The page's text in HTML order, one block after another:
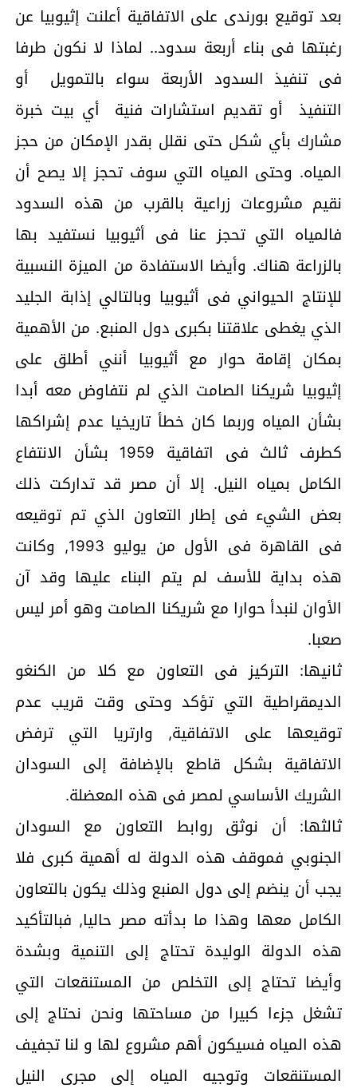
بعد توقيع بورندى على الاتفاقية أعلنت إثيوبيا عن
رغبتها فى بناء أربعة سدود.. لماذا لا نكون طرفا
فى تنفيذ السدود الأربعة سواء بالتمويل أو
التنفيذ أو تقديم استشارات فنية أي بيت خبرة
مشارك بأي شكل حتى نقلل بقدر الإمكان من حجز
المياه. وحتى المياه التي سوف تحجز إلا يصح أن
نقيم مشروعات زراعية بالقرب من هذه السدود
فالمياه التي تحجز عنا فى أثيوبيا نستفيد بها
بالزراعة هناك. وأيضا الاستفادة من الميزة النسبية
للإنتاج الحيواني فى أثيوبيا وبالتالي إذابة الجليد
الذي يغطى علاقتنا بكبرى دول المنبع. من الأهمية
بمكان إقامة حوار مع أثيوبيا أنني أطلق على
إثيوبيا شريكنا الصامت الذي لم نتفاوض معه أبدا
بشأن المياه وربما كان خطأ تاريخيا عدم إشراكها
كطرف ثالث فى اتفاقية 1959 بشأن الانتفاع
الكامل بمياه النيل. إلا أن مصر قد تداركت ذلك
بعض الشيء فى إطار التعاون الذي تم توقيعه
فى القاهرة فى الأول من يوليو 1993, وكانت
هذه بداية للأسف لم يتم البناء عليها وقد آن
الأوان لنبدأ حوارا مع شريكنا الصامت وهو أمر ليس
صعبا.
ثانيها: التركيز فى التعاون مع كلا من الكنغو
الديمقراطية التي تؤكد وحتى وقت قريب عدم
توقيعها على الاتفاقية, وارتريا التي ترفض
الاتفاقية بشكل قاطع بالإضافة إلى السودان
الشريك الأساسي لمصر فى هذه المعضلة.
ثالثها: أن نوثق روابط التعاون مع السودان
الجنوبي فموقف هذه الدولة له أهمية كبرى فلا
يجب أن ينضم إلى دول المنبع وذلك يكون بالتعاون
الكامل معها وهذا ما بدأته مصر حاليا, فبالتأكيد
هذه الدولة الوليدة تحتاج إلى التنمية وبشدة
وأيضا تحتاج إلى التخلص من المستنقعات التي
تشغل جزءا كبيرا من مساحتها ونحن نحتاج إلى
هذه المياه فسيكون أهم مشروع لها و لنا تجفيف
المستنقعات وتوجيه المياه إلى مجرى النيل